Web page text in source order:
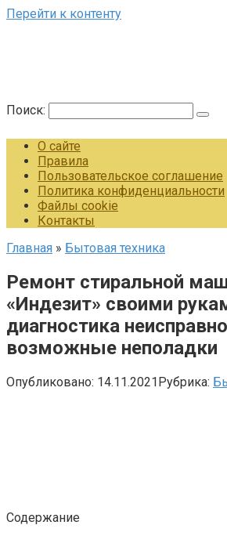
Перейти к контенту
Поиск:
О сайте
Правила
Пользовательское соглашение
Политика конфиденциальности
Файлы cookie
Контакты
Главная » Бытовая техника
Ремонт стиральной
«Индезит» своими
диагностика
возможные неполадки
Опубликовано: 14.11.2021Рубрика:
Содержание